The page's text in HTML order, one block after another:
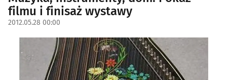
filmu i finisaż wystawy
2012.05.28 00:00